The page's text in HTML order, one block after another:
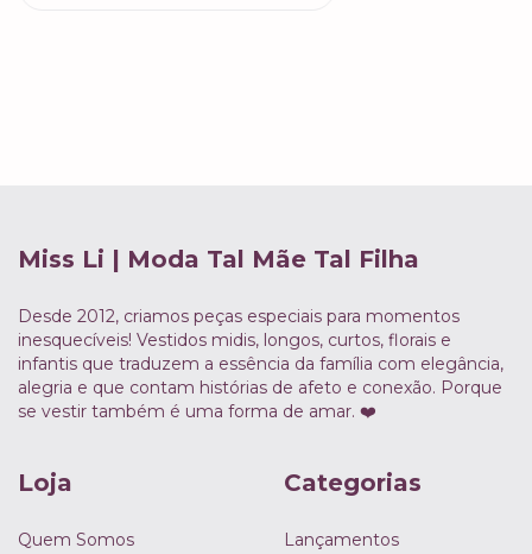
Miss Li | Moda Tal Mãe Tal Filha
Desde 2012, criamos peças especiais para momentos
inesquecíveis! Vestidos midis, longos, curtos, florais e
infantis que traduzem a essência da família com elegância,
alegria e que contam histórias de afeto e conexão. Porque
se vestir também é uma forma de amar. ❤️
Loja
Quem Somos
Categorias
Lançamentos